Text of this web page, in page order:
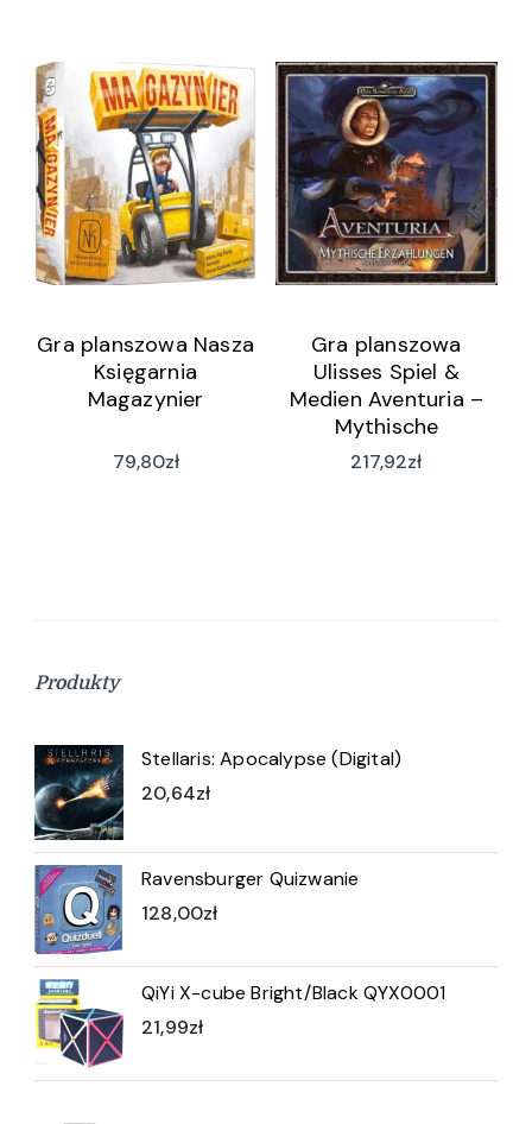
Gra planszowa Nasza
Księgarnia
Magazynier
79,80zł
Gra planszowa
Ulisses Spiel &
Medien Aventuria –
Mythische
Geschichten Box
217,92zł
Produkty
Stellaris: Apocalypse (Digital)
20,64zł
Ravensburger Quizwanie
128,00zł
QiYi X-cube Bright/Black QYX0001
21,99zł